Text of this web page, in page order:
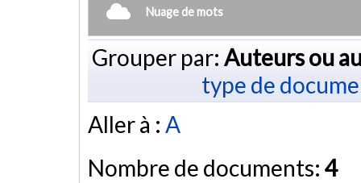
Nuage de mots
Grouper par: Auteurs ou
type de
Aller à : A
Nombre de documents: 4